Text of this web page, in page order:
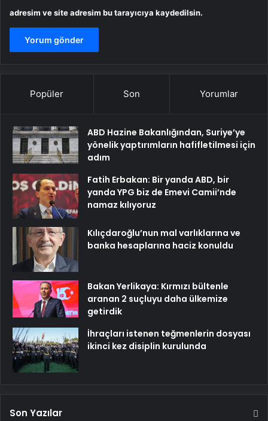
adresim ve site adresim bu tarayıcıya kaydedilsin.
Popüler Son Yorumlar
ABD Hazine Bakanlığından, Suriye’ye
yönelik yaptırımların hafifletilmesi için
adım
Fatih Erbakan: Bir yanda ABD, bir
yanda YPG biz de Emevi Camii’nde
namaz kılıyoruz
Kılıçdaroğlu’nun mal varlıklarına ve
banka hesaplarına haciz konuldu
Bakan Yerlikaya: Kırmızı bültenle
aranan 2 suçluyu daha ülkemize
getirdik
İhraçları istenen teğmenlerin dosyası
ikinci kez disiplin kurulunda
Son Yazılar